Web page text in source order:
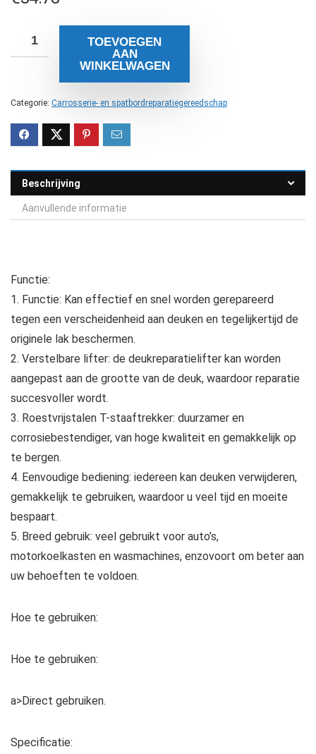
TOEVOEGEN
AAN
WINKELWAGEN
Categorie: Carrosserie- en spatbordreparatiegereedschap
Beschrijving
Aanvullende informatie
Functie:
1. Functie: Kan effectief en snel worden gerepareerd
tegen een verscheidenheid aan deuken en tegelijkertijd de
originele lak beschermen.
2. Verstelbare lifter: de deukreparatielifter kan worden
aangepast aan de grootte van de deuk, waardoor reparatie
succesvoller wordt.
3. Roestvrijstalen T-staaftrekker: duurzamer en
corrosiebestendiger, van hoge kwaliteit en gemakkelijk op
te bergen.
4. Eenvoudige bediening: iedereen kan deuken verwijderen,
gemakkelijk te gebruiken, waardoor u veel tijd en moeite
bespaart.
5. Breed gebruik: veel gebruikt voor auto’s,
motorkoelkasten en wasmachines, enzovoort om beter aan
uw behoeften te voldoen.
Hoe te gebruiken:
Hoe te gebruiken:
a>Direct gebruiken.
Specificatie: